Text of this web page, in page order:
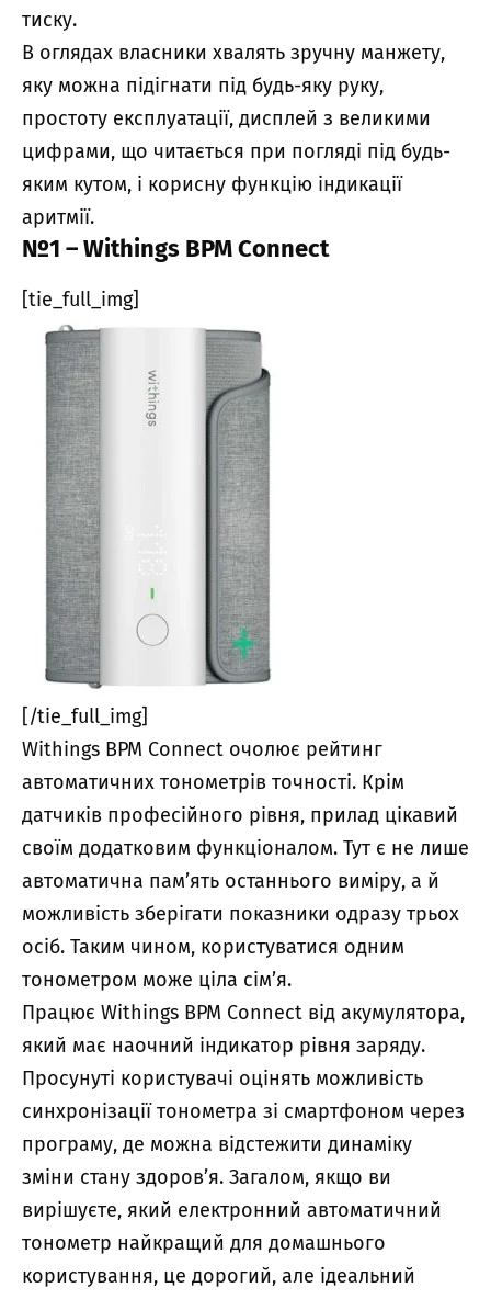
тиску.
В оглядах власники хвалять зручну манжету,
яку можна підігнати під будь-яку руку,
простоту експлуатації, дисплей з великими
цифрами, що читається при погляді під будь-
яким кутом, і корисну функцію індикації
аритмії.
№1 – Withings BPM Connect
[tie_full_img]
[/tie_full_img]
Withings BPM Connect очолює рейтинг
автоматичних тонометрів точності. Крім
датчиків професійного рівня, прилад цікавий
своїм додатковим функціоналом. Тут є не лише
автоматична пам’ять останнього виміру, а й
можливість зберігати показники одразу трьох
осіб. Таким чином, користуватися одним
тонометром може ціла сім’я.
Працює Withings BPM Connect від акумулятора,
який має наочний індикатор рівня заряду.
Просунуті користувачі оцінять можливість
синхронізації тонометра зі смартфоном через
програму, де можна відстежити динаміку
зміни стану здоров’я. Загалом, якщо ви
вирішуєте, який електронний автоматичний
тонометр найкращий для домашнього
користування, це дорогий, але ідеальний